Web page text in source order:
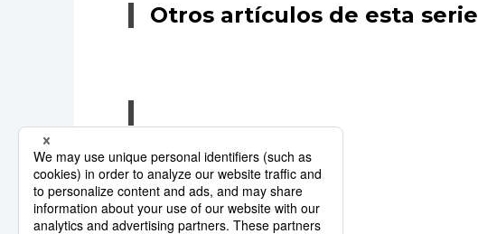
Otros artículos de esta serie